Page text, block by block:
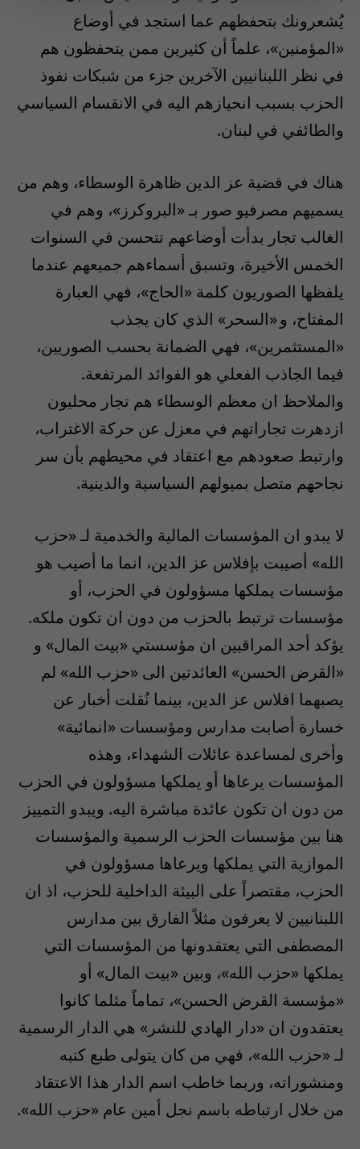
يُشعرونك بتحفظهم عما استجد في أوضاع
«المؤمنين»، علماً أن كثيرين ممن يتحفظون هم
في نظر اللبنانيين الآخرين جزء من شبكات نفوذ
الحزب بسبب انحيازهم اليه في الانقسام السياسي
والطائفي في لبنان.
هناك في قضية عز الدين ظاهرة الوسطاء، وهم من
يسميهم مصرفيو صور بـ «البروكرز»، وهم في
الغالب تجار بدأت أوضاعهم تتحسن في السنوات
الخمس الأخيرة، وتسبق أسماءهم جميعهم عندما
يلفظها الصوريون كلمة «الحاج»، فهي العبارة
المفتاح، و «السحر» الذي كان يجذب
«المستثمرين»، فهي الضمانة بحسب الصوريين،
فيما الجاذب الفعلي هو الفوائد المرتفعة.
والملاحظ ان معظم الوسطاء هم تجار محليون
ازدهرت تجاراتهم في معزل عن حركة الاغتراب،
وارتبط صعودهم مع اعتقاد في محيطهم بأن سر
نجاحهم متصل بميولهم السياسية والدينية.
لا يبدو ان المؤسسات المالية والخدمية لـ «حزب
الله» أصيبت بإفلاس عز الدين، انما ما أصيب هو
مؤسسات يملكها مسؤولون في الحزب، أو
مؤسسات ترتبط بالحزب من دون ان تكون ملكه.
يؤكد أحد المراقبين ان مؤسستي «بيت المال» و
«القرض الحسن» العائدتين الى «حزب الله» لم
يصبهما افلاس عز الدين، بينما نُقلت أخبار عن
خسارة أصابت مدارس ومؤسسات «انمائية»
وأخرى لمساعدة عائلات الشهداء، وهذه
المؤسسات يرعاها أو يملكها مسؤولون في الحزب
من دون ان تكون عائدة مباشرة اليه. ويبدو التمييز
هنا بين مؤسسات الحزب الرسمية والمؤسسات
الموازية التي يملكها ويرعاها مسؤولون في
الحزب، مقتصراً على البيئة الداخلية للحزب، اذ ان
اللبنانيين لا يعرفون مثلاً الفارق بين مدارس
المصطفى التي يعتقدونها من المؤسسات التي
يملكها «حزب الله»، وبين «بيت المال» أو
«مؤسسة القرض الحسن»، تماماً مثلما كانوا
يعتقدون ان «دار الهادي للنشر» هي الدار الرسمية
لـ «حزب الله»، فهي من كان يتولى طبع كتبه
ومنشوراته، وربما خاطب اسم الدار هذا الاعتقاد
من خلال ارتباطه باسم نجل أمين عام «حزب الله».